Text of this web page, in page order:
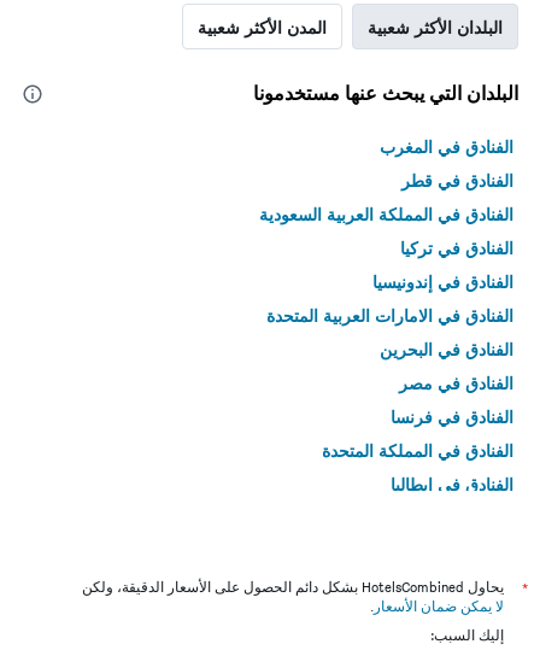
البلدان الأكثر شعبية المدن الأكثر شعبية
البلدان التي يبحث عنها مستخدمونا
الفنادق في المغرب
الفنادق في قطر
الفنادق في المملكة العربية السعودية
الفنادق في تركيا
الفنادق في إندونيسيا
الفنادق في الامارات العربية المتحدة
الفنادق في البحرين
الفنادق في مصر
الفنادق في فرنسا
الفنادق في المملكة المتحدة
الفنادق في إيطاليا
*
يحاول HotelsCombined بشكل دائم الحصول على الأسعار الدقيقة، ولكن
لا يمكن ضمان الأسعار .
إليك السبب: